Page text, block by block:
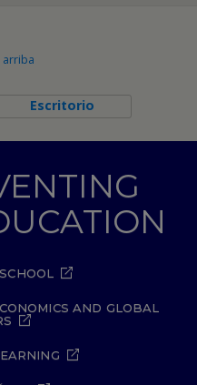
Escritorio
AND GLOBAL